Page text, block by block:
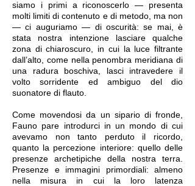
siamo i primi a riconoscerlo — presenta
molti limiti di contenuto e di metodo, ma non
— ci auguriamo — di oscurità: se mai, è
stata nostra intenzione lasciare qualche
zona di chiaroscuro, in cui la luce filtrante
dall’alto, come nella penombra meridiana di
una radura boschiva, lasci intravedere il
volto sorridente ed ambiguo del dio
suonatore di flauto.
Come movendosi da un sipario di fronde,
Fauno pare introdurci in un mondo di cui
avevamo non tanto perduto il ricordo,
quanto la percezione interiore: quello delle
presenze archetipiche della nostra terra.
Presenze e immagini primordiali: almeno
nella misura in cui la loro latenza